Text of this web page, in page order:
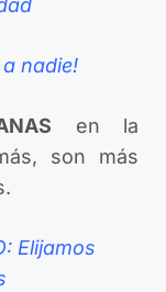
a nadie!
en la
son más
Elijamos